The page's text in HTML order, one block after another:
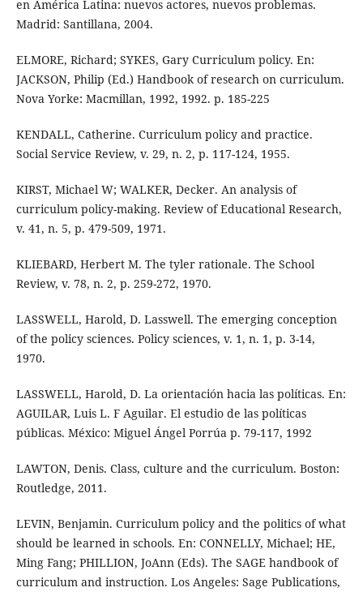
en América Latina: nuevos actores, nuevos problemas.
Madrid: Santillana, 2004.
ELMORE, Richard; SYKES, Gary Curriculum policy. En:
JACKSON, Philip (Ed.) Handbook of research on curriculum.
Nova Yorke: Macmillan, 1992, 1992. p. 185-225
KENDALL, Catherine. Curriculum policy and practice.
Social Service Review, v. 29, n. 2, p. 117-124, 1955.
KIRST, Michael W; WALKER, Decker. An analysis of
curriculum policy-making. Review of Educational Research,
v. 41, n. 5, p. 479-509, 1971.
KLIEBARD, Herbert M. The tyler rationale. The School
Review, v. 78, n. 2, p. 259-272, 1970.
LASSWELL, Harold, D. Lasswell. The emerging conception
of the policy sciences. Policy sciences, v. 1, n. 1, p. 3-14,
1970.
LASSWELL, Harold, D. La orientación hacia las políticas. En:
AGUILAR, Luis L. F Aguilar. El estudio de las políticas
públicas. México: Miguel Ángel Porrúa p. 79-117, 1992
LAWTON, Denis. Class, culture and the curriculum. Boston:
Routledge, 2011.
LEVIN, Benjamin. Curriculum policy and the politics of what
should be learned in schools. En: CONNELLY, Michael; HE,
Ming Fang; PHILLION, JoAnn (Eds). The SAGE handbook of
curriculum and instruction. Los Angeles: Sage Publications,